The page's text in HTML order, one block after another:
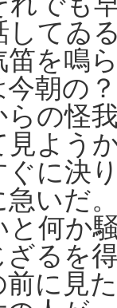
てゐ
笛を鳴
朝の
らの怪
見よう
ぐに決
いだ
と何か
ざるを
に見